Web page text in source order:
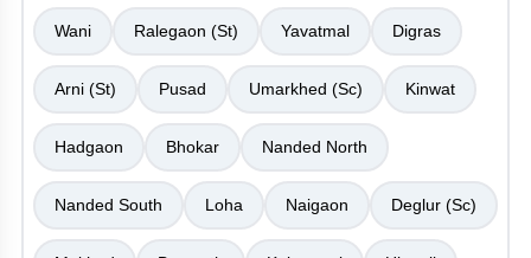
Wani Ralegaon (St) Yavatmal Digras
Arni (St) Pusad Umarkhed (Sc) Kinwat
Hadgaon Bhokar Nanded North
Nanded South Loha Naigaon Deglur (Sc)